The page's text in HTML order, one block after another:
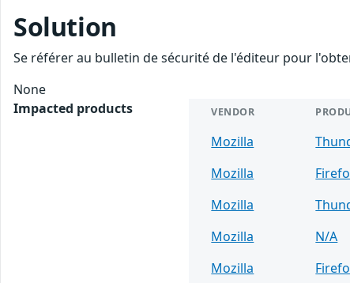
Solution
Se référer au bulletin de sécurité de l'éditeur pour
None
Impacted products
VENDOR
Mozilla
Mozilla
Mozilla
Mozilla
N/A
Mozilla